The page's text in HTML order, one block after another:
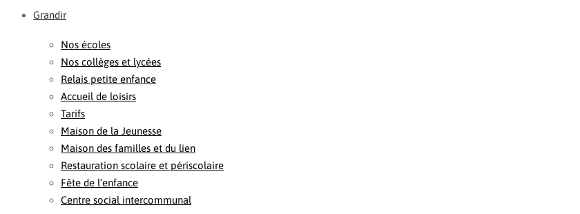
Grandir
Nos écoles
Nos collèges et lycées
Relais petite enfance
Accueil de loisirs
Tarifs
Maison de la Jeunesse
Maison des familles et du lien
Restauration scolaire et périscolaire
Fête de l’enfance
Centre social intercommunal